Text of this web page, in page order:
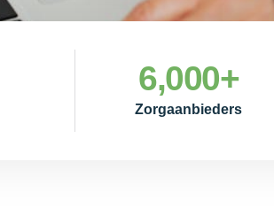
Zorgaanbieders
6,000+